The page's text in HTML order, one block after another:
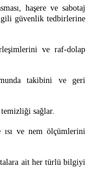
haşere ve sabotaj
güvenlik tedbirlerine
ve raf-dolap
takibini ve geri
sağlar.
ısı ve nem ölçümlerini
ait her türlü bilgiyi